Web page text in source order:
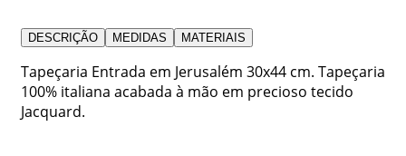
DESCRIÇÃO MEDIDAS MATERIAIS
Tapeçaria Entrada em Jerusalém 30x44 cm. Tapeçaria
100% italiana acabada à mão em precioso tecido
Jacquard.